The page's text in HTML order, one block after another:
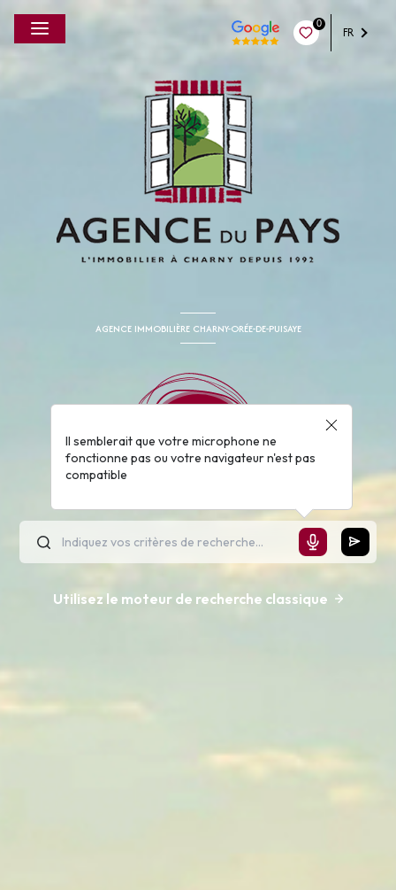
0
FR
AGENCE IMMOBILIÈRE CHARNY-ORÉE-DE-PUISAYE
Il semblerait que votre microphone ne
fonctionne pas ou votre navigateur n'est pas
compatible
Utilisez le moteur de recherche classique